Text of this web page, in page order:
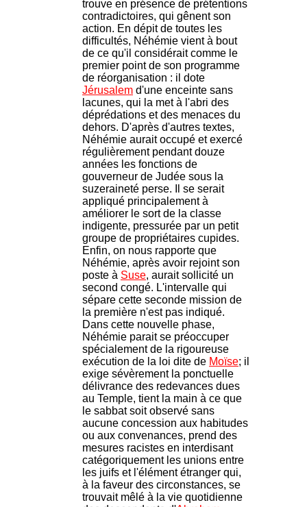
trouve en présence de prétentions
contradictoires, qui gênent son
action. En dépit de toutes les
difficultés, Néhémie vient à bout
de ce qu'il considérait comme le
premier point de son programme
de réorganisation : il dote
Jérusalem d'une enceinte sans
lacunes, qui la met à l'abri des
déprédations et des menaces du
dehors. D'après d'autres textes,
Néhémie aurait occupé et exercé
régulièrement pendant douze
années les fonctions de
gouverneur de Judée sous la
suzeraineté perse. Il se serait
appliqué principalement à
améliorer le sort de la classe
indigente, pressurée par un petit
groupe de propriétaires cupides.
Enfin, on nous rapporte que
Néhémie, après avoir rejoint son
poste à Suse, aurait sollicité un
second congé. L'intervalle qui
sépare cette seconde mission de
la première n'est pas indiqué.
Dans cette nouvelle phase,
Néhémie parait se préoccuper
spécialement de la rigoureuse
exécution de la loi dite de Moïse; il
exige sévèrement la ponctuelle
délivrance des redevances dues
au Temple, tient la main à ce que
le sabbat soit observé sans
aucune concession aux habitudes
ou aux convenances, prend des
mesures racistes en interdisant
catégoriquement les unions entre
les juifs et l'élément étranger qui,
à la faveur des circonstances, se
trouvait mêlé à la vie quotidienne